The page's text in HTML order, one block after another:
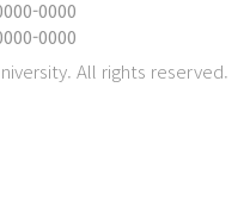
0000
0000
All rights reserved.